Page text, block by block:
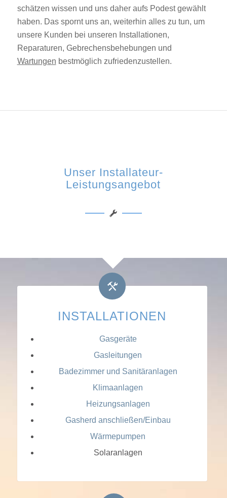
schätzen wissen und uns daher aufs Podest gewählt
haben. Das spornt uns an, weiterhin alles zu tun, um
unsere Kunden bei unseren Installationen,
Reparaturen, Gebrechensbehebungen und
Wartungen bestmöglich zufriedenzustellen.
Unser Installateur-
Leistungsangebot
INSTALLATIONEN
Gasgeräte
Gasleitungen
Badezimmer und Sanitäranlagen
Klimaanlagen
Heizungsanlagen
Gasherd anschließen/Einbau
Wärmepumpen
Solaranlagen